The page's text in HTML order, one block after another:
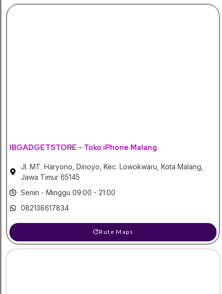
IBGADGETSTORE - Toko iPhone Malang
Jl. MT. Haryono, Dinoyo, Kec. Lowokwaru, Kota Malang,
Jawa Timur 65145
Senin - Minggu 09:00 - 21:00
082138617834
Rute Maps